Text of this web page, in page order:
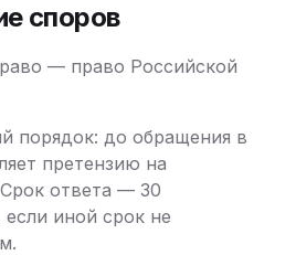
споров
— право Российской
порядок: до обращения в
претензию на
ответа — 30
иной срок не